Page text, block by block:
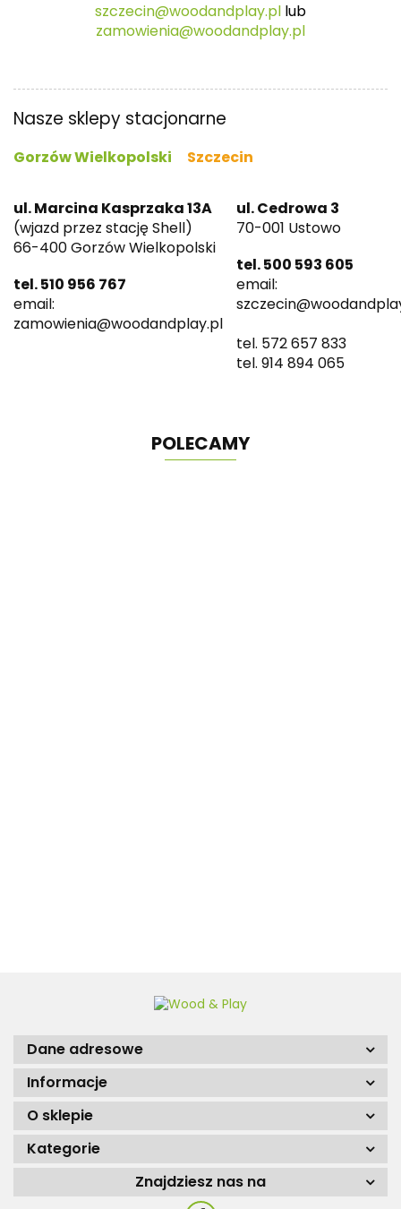
szczecin@woodandplay.pl lub
zamowienia@woodandplay.pl
Nasze sklepy stacjonarne
Gorzów Wielkopolski Szczecin
ul. Marcina Kasprzaka 13A
(wjazd przez stację Shell)
66-400 Gorzów Wielkopolski
tel. 510 956 767
email:
zamowienia@woodandplay.pl
ul. Cedrowa 3
70-001 Ustowo
tel. 500 593 605
email:
tel. 572 657 833
tel. 914 894 065
POLECAMY
Dane adresowe
Informacje
O sklepie
Kategorie
Znajdziesz nas na